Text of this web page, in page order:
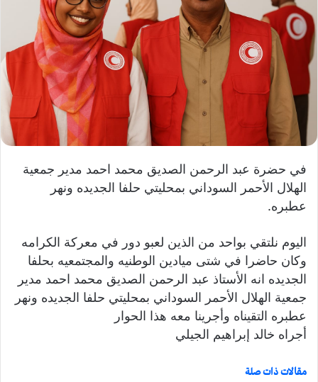
إ
ل
في حضرة عبد الرحمن الصديق محمد احمد مدير جمعية
الهلال الأحمر السوداني بمحليتي حلفا الجديده ونهر
عطبره.
اليوم نلتقي بواحد من الذين لعبو دور في معركة الكرامه
وكان حاضرا في شتى ميادين الوطنيه والمجتمعيه بحلفا
الجديده انه الأستاذ عبد الرحمن الصديق محمد احمد مدير
جمعية الهلال الأحمر السوداني بمحليتي حلفا الجديده ونهر
عطبره التقيناه وأجرينا معه هذا الحوار
أجراه خالد إبراهيم الجيلي
مقالات ذات صلة